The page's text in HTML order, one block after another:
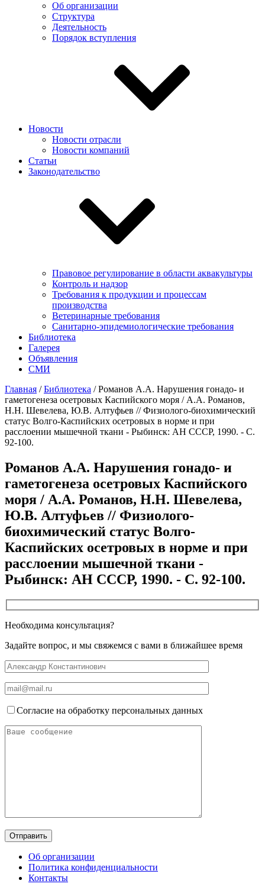
Об организации
Структура
Деятельность
Порядок вступления
Новости
Новости отрасли
Новости компаний
Статьи
Законодательство
Правовое регулирование в области аквакультуры
Контроль и надзор
Требования к продукции и процессам
производства
Ветеринарные требования
Санитарно-эпидемиологические требования
Библиотека
Галерея
Объявления
СМИ
Главная /Библиотека /Романов A.A. Нарушения гонадо- и
гаметогенеза осетровых Каспийского моря / А.А. Романов,
Н.Н. Шевелева, Ю.В. Алтуфьев // Физиолого-биохимический
статус Волго-Каспийских осетровых в норме и при
расслоении мышечной ткани - Рыбинск: АН СССР, 1990. - С.
92-100.
Романов A.A. Нарушения гонадо- и
гаметогенеза осетровых Каспийского
моря / А.А. Романов, Н.Н. Шевелева,
Ю.В. Алтуфьев // Физиолого-
биохимический статус Волго-
Каспийских осетровых в норме и при
расслоении мышечной ткани -
Рыбинск: АН СССР, 1990. - С. 92-100.
Необходима консультация?
Задайте вопрос, и мы свяжемся с вами в ближайшее время
Согласие на обработку персональных данных
Об организации
Политика конфиденциальности
Контакты